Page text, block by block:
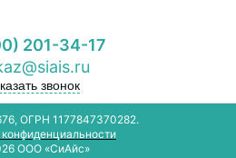
201-34-17
звонок
ОГРН 1177847370282.
конфиденциальности
ООО «СиАйс»